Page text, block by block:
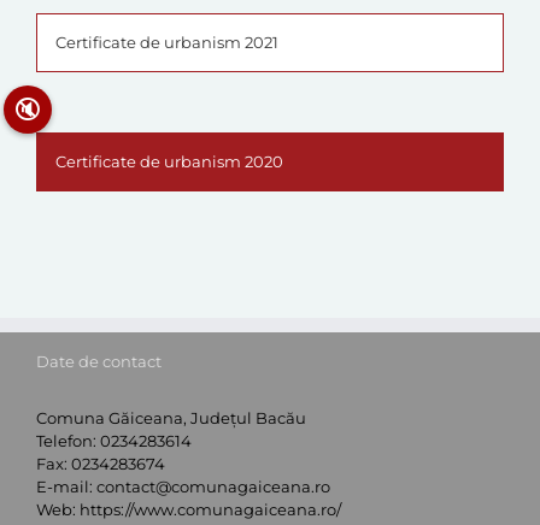
Certificate de urbanism 2021
Certificate de urbanism 2020
Date de contact
Comuna Găiceana, Județul Bacău
Telefon: 0234283614
Fax: 0234283674
E-mail: contact@comunagaiceana.ro
Web: https://www.comunagaiceana.ro/
🔇